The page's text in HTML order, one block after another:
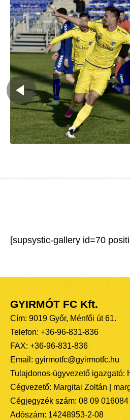
[supsystic-gallery id=70
GYIRMÓT FC Kft.
Cím: 9019 Győr, Ménfői út 61.
Telefon: +36-96-831-836
FAX: +36-96-831-836
Email: gyirmotfc@gyirmotfc.hu
Tulajdonos-ügyvezető igazgató:
Cégvezető: Margitai Zoltán |
Cégjegyzék szám: 08 09 016084
Adószám: 14248953-2-08